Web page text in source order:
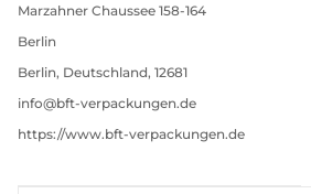
Marzahner Chaussee 158-164
Berlin
Berlin, Deutschland, 12681
info@bft-verpackungen.de
https://www.bft-verpackungen.de